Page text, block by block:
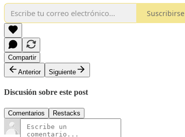
Suscribirse
Compartir
Anterior
Siguiente
Discusión sobre este post
Comentarios Restacks